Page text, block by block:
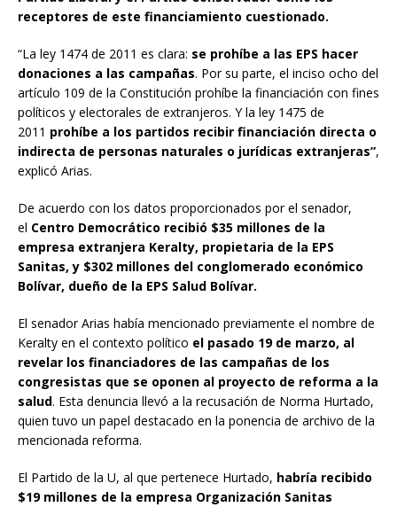
receptores de este financiamiento cuestionado.
“La ley 1474 de 2011 es clara: se prohíbe a las EPS hacer
donaciones a las campañas. Por su parte, el inciso ocho del
artículo 109 de la Constitución prohíbe la financiación con fines
políticos y electorales de extranjeros. Y la ley 1475 de
2011 prohíbe a los partidos recibir financiación directa o
indirecta de personas naturales o jurídicas extranjeras”,
explicó Arias.
De acuerdo con los datos proporcionados por el senador,
el Centro Democrático recibió $35 millones de la
empresa extranjera Keralty, propietaria de la EPS
Sanitas, y $302 millones del conglomerado económico
Bolívar, dueño de la EPS Salud Bolívar.
El senador Arias había mencionado previamente el nombre de
Keralty en el contexto político el pasado 19 de marzo, al
revelar los financiadores de las campañas de los
congresistas que se oponen al proyecto de reforma a la
salud. Esta denuncia llevó a la recusación de Norma Hurtado,
quien tuvo un papel destacado en la ponencia de archivo de la
mencionada reforma.
El Partido de la U, al que pertenece Hurtado, habría recibido
$19 millones de la empresa Organización Sanitas